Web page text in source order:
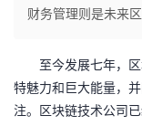
个
主
的
财务管理则是未来
至今发展七年，
特魅力和巨大能量，
注。区块链技术公司